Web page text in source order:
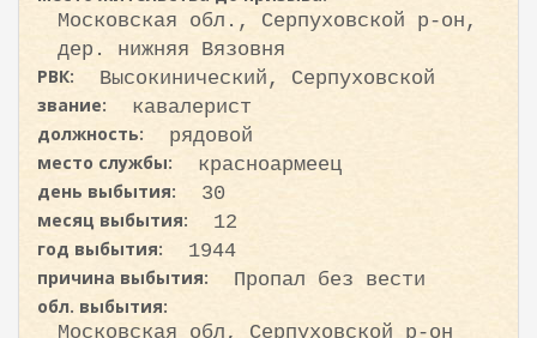
Московская обл., Серпуховской р-он,
дер. нижняя Вязовня
РВК:
Высокинический, Серпуховской
звание:
кавалерист
должность:
рядовой
место службы:
красноармеец
день выбытия:
30
месяц выбытия:
12
год выбытия:
1944
причина выбытия:
Пропал без вести
обл. выбытия:
Московская обл, Серпуховской р-он